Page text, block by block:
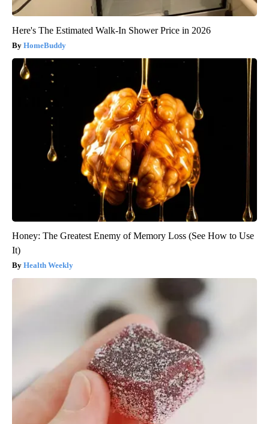
Here's The Estimated Walk-In Shower Price in 2026
HomeBuddy
Honey: The Greatest Enemy of Memory Loss (See How to Use
It)
Health Weekly